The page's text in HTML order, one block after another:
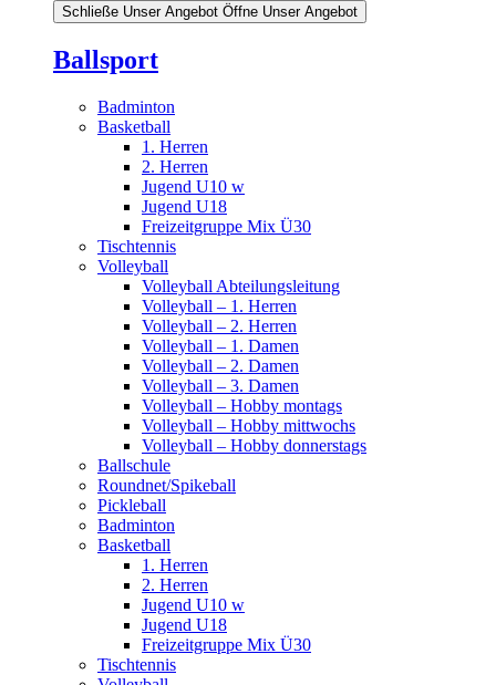
Schließe Unser Angebot Öffne Unser Angebot
Ballsport
Badminton
Basketball
1. Herren
2. Herren
Jugend U10 w
Jugend U18
Freizeitgruppe Mix Ü30
Tischtennis
Volleyball
Volleyball Abteilungsleitung
Volleyball – 1. Herren
Volleyball – 2. Herren
Volleyball – 1. Damen
Volleyball – 2. Damen
Volleyball – 3. Damen
Volleyball – Hobby montags
Volleyball – Hobby mittwochs
Volleyball – Hobby donnerstags
Ballschule
Roundnet/Spikeball
Pickleball
Badminton
Basketball
1. Herren
2. Herren
Jugend U10 w
Jugend U18
Freizeitgruppe Mix Ü30
Tischtennis